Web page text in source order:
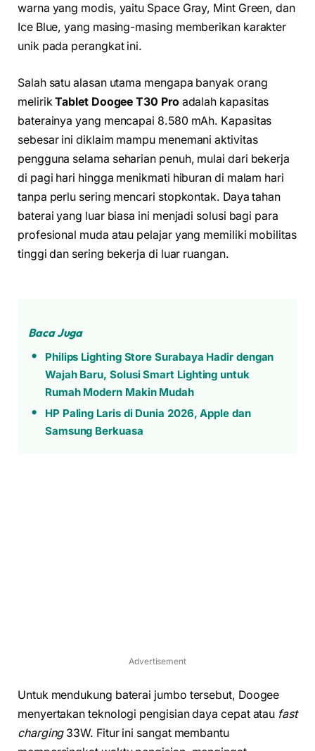
warna yang modis, yaitu Space Gray, Mint Green, dan
Ice Blue, yang masing-masing memberikan karakter
unik pada perangkat ini.
Salah satu alasan utama mengapa banyak orang
melirikTablet Doogee T30 Proadalah kapasitas
baterainya yang mencapai 8.580 mAh. Kapasitas
sebesar ini diklaim mampu menemani aktivitas
pengguna selama seharian penuh, mulai dari bekerja
di pagi hari hingga menikmati hiburan di malam hari
tanpa perlu sering mencari stopkontak. Daya tahan
baterai yang luar biasa ini menjadi solusi bagi para
profesional muda atau pelajar yang memiliki mobilitas
tinggi dan sering bekerja di luar ruangan.
Baca Juga
Philips Lighting Store Surabaya Hadir dengan
Wajah Baru, Solusi Smart Lighting untuk
Rumah Modern Makin Mudah
HP Paling Laris di Dunia 2026, Apple dan
Samsung Berkuasa
Advertisement
Untuk mendukung baterai jumbo tersebut, Doogee
menyertakan teknologi pengisian daya cepat atau fast
charging33W. Fitur ini sangat membantu